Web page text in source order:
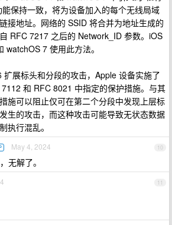
保持一致，将为设备加入的每个无线局域
接地址。网络的 SSID 将合并为地址生成的
RFC 7217 之后的 Network_ID 参数。iOS
watchOS 7 使用此方法。
扩展标头和分段的攻击，Apple 设备实施了
和 RFC 8021 中指定的保护措施。与其
施可以阻止仅可在第二个分段中发现上层标
生的攻击，而这种攻击可能导致无状态数据
执行混乱。
10
May 4, 2024
无解了。
11